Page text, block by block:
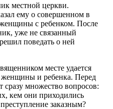
местной церкви.
ему о совершенном в
с ребенком. После
уже не связанный
поведать о ней
месте удается
и ребенка. Перед
сразу множество вопросов:
кем они приходились
заказным?